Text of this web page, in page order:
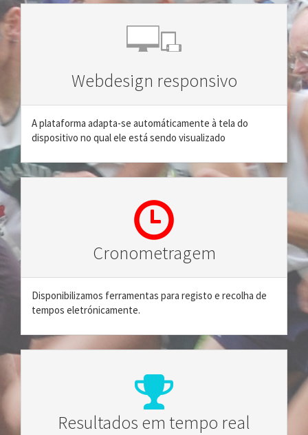
Webdesign responsivo
A plataforma adapta-se automáticamente à tela do
dispositivo no qual ele está sendo visualizado
Cronometragem
Disponibilizamos ferramentas para registo e recolha de
tempos eletrónicamente.
Resultados em tempo real